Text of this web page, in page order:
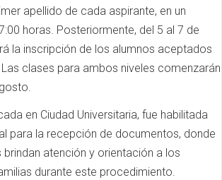
apellido de cada aspirante, en un
horas. Posteriormente, del 5 al 7 de
la inscripción de los alumnos aceptados
Las clases para ambos niveles comenzarán
en Ciudad Universitaria, fue habilitada
para la recepción de documentos, donde
atención y orientación a los
durante este procedimiento.